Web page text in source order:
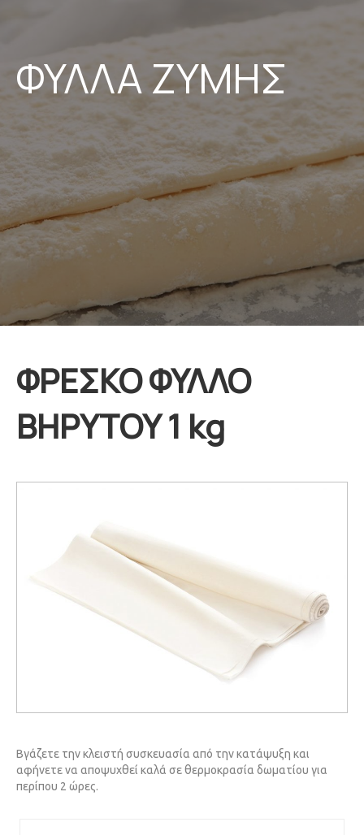
ΦΥΛΛΑ ΖΥΜΗΣ
ΦΡΕΣΚΟ ΦΥΛΛΟ
ΒΗΡΥΤΟΥ 1 kg
Βγάζετε την κλειστή συσκευασία από την κατάψυξη και
αφήνετε να αποψυχθεί καλά σε θερμοκρασία δωματίου για
περίπου 2 ώρες.